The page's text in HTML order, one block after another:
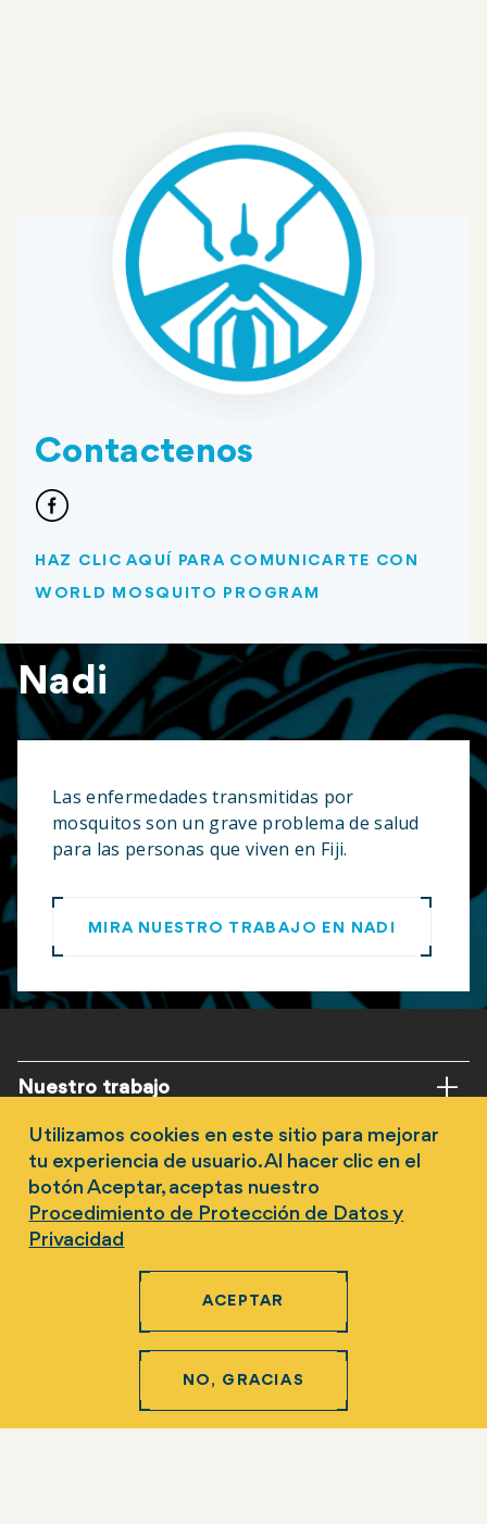
Contactenos
HAZ CLIC AQUÍ PARA COMUNICARTE CON
WORLD MOSQUITO PROGRAM
Nadi
Las enfermedades transmitidas por
mosquitos son un grave problema de salud
para las personas que viven en Fiji.
MIRA NUESTRO TRABAJO EN NADI
Pie
ES
Nuestro trabajo
Progreso global
Noticias e historias
Aprender
Utilizamos cookies en este sitio para mejorar
tu experiencia de usuario. Al hacer clic en el
botón Aceptar, aceptas nuestro
Procedimiento de Protección de Datos y
Privacidad
ACEPTAR
NO, GRACIAS